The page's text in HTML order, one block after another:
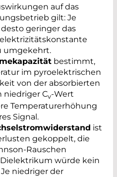
auf das
gilt: Je
geringer das
umgekehrt.
bestimmt,
im pyroelektrischen
von der absorbierten
niedriger Cv-Wert
Temperaturerhöhung
Signal.
ist
gekoppelt, die
Rauschen
würde kein
niedriger der